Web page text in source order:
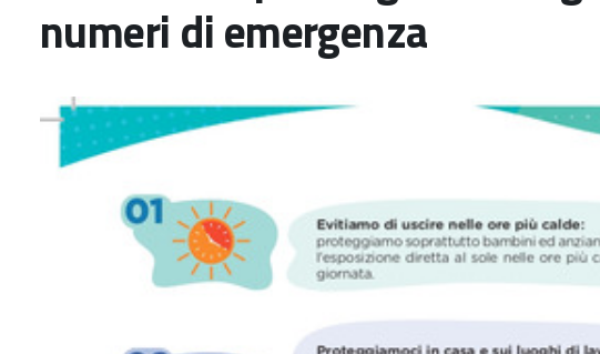
numeri di emergenza